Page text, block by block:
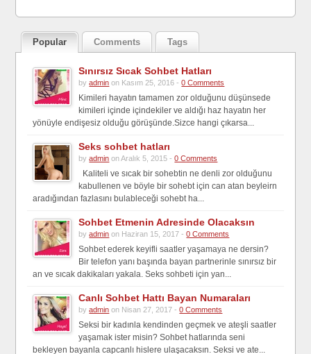
Popular Comments Tags
Sınırsız Sıcak Sohbet Hatları
byadmin on Kasım 25, 2016 -0 Comments
Kimileri hayatın tamamen zor olduğunu düşünsede
kimileri içinde içindekiler ve aldığı haz hayatın her
yönüyle endişesiz olduğu görüşünde.Sizce hangi çıkarsa...
Seks sohbet hatları
byadmin on Aralık 5, 2015 -0 Comments
Kaliteli ve sıcak bir sohebtin ne denli zor olduğunu
kabullenen ve böyle bir sohebt için can atan beyleirn
aradığından fazlasını bulableceği sohebt ha...
Sohbet Etmenin Adresinde Olacaksın
byadmin on Haziran 15, 2017 -0 Comments
Sohbet ederek keyifli saatler yaşamaya ne dersin?
Bir telefon yanı başında bayan partnerinle sınırsız bir
an ve sıcak dakikaları yakala. Seks sohbeti için yan...
Canlı Sohbet Hattı Bayan Numaraları
byadmin on Nisan 27, 2017 -0 Comments
Seksi bir kadınla kendinden geçmek ve ateşli saatler
yaşamak ister misin? Sohbet hatlarında seni
bekleyen bayanla capcanlı hislere ulaşacaksın. Seksi ve ate...